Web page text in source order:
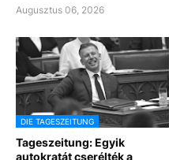
Augusztus 06, 2026
DIE TAGESZEITUNG
Tageszeitung: Egyik
autokratát cserélték a